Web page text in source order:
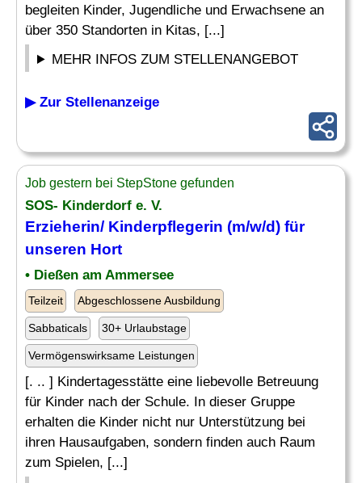
begleiten Kinder, Jugendliche und Erwachsene an
über 350 Standorten in Kitas, [...]
MEHR INFOS ZUM STELLENANGEBOT
▶ Zur Stellenanzeige
Job gestern bei StepStone gefunden
SOS- Kinderdorf e. V.
Erzieherin/ Kinderpflegerin (m/w/d) für
unseren Hort
• Dießen am Ammersee
Teilzeit Abgeschlossene Ausbildung
Sabbaticals 30+ Urlaubstage
Vermögenswirksame Leistungen
[. .. ] Kindertagesstätte eine liebevolle Betreuung
für Kinder nach der Schule. In dieser Gruppe
erhalten die Kinder nicht nur Unterstützung bei
ihren Hausaufgaben, sondern finden auch Raum
zum Spielen, [...]